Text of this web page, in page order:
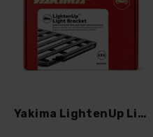
Yakima LightenUp Light Bracket Kit